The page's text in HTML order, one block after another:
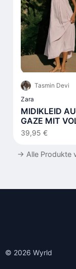
Tasmin Devi
Zara
MIDIKLEID
GAZE MIT
39,95 €
→ Alle Produkte
© 2026 Wyrld